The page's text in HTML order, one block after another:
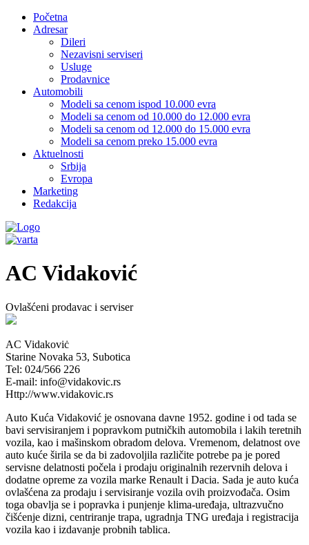
Početna
Adresar
Dileri
Nezavisni serviseri
Usluge
Prodavnice
Automobili
Modeli sa cenom ispod 10.000 evra
Modeli sa cenom od 10.000 do 12.000 evra
Modeli sa cenom od 12.000 do 15.000 evra
Modeli sa cenom preko 15.000 evra
Aktuelnosti
Srbija
Evropa
Marketing
Redakcija
AC Vidaković
Ovlašćeni prodavac i serviser
AC Vidakoviċ
Starine Novaka 53, Subotica
Tel: 024/566 226
E-mail: info@vidakovic.rs
Http://www.vidakovic.rs
Auto Kuća Vidaković je osnovana davne 1952. godine i od tada se
bavi servisiranjem i popravkom putničkih automobila i lakih teretnih
vozila, kao i mašinskom obradom delova. Vremenom, delatnost ove
auto kuće širila se da bi zadovoljila različite potrebe pa je pored
servisne delatnosti počela i prodaju originalnih rezervnih delova i
dodatne opreme za vozila marke Renault i Dacia. Sada je auto kuća
ovlašćena za prodaju i servisiranje vozila ovih proizvođača. Osim
toga obavlja se i popravka i punjenje klima-uređaja, ultrazvučno
čišćenje dizni, centriranje trapa, ugradnja TNG uređaja i registracija
vozila kao i izdavanje probnih tablica.